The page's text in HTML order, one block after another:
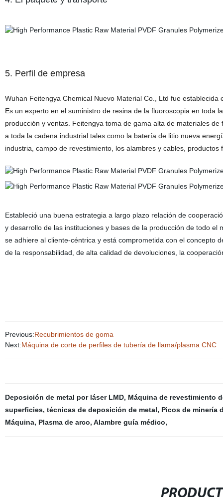
5. Perfil de empresa
Wuhan Feitengya Chemical Nuevo Material Co., Ltd fue establecida
Es un experto en el suministro de resina de la fluoroscopia en toda
producción y ventas. Feitengya toma de gama alta de materiales
a toda la cadena industrial tales como la batería de litio nueva
industria, campo de revestimiento, los alambres y cables,
Estableció una buena estrategia a largo plazo relación de
y desarrollo de las instituciones y bases de la producción de todo
se adhiere al cliente-céntrica y está comprometida con el concepto
de la responsabilidad, de alta calidad de devoluciones, la
Previous:Recubrimientos de goma
Next:Máquina de corte de perfiles de tubería de llama/plasma CNC
Deposición de metal por láser LMD, Máquina de revestimiento
superficies, técnicas de deposición de metal, Picos de minería
Máquina, Plasma de arco, Alambre guía médico,